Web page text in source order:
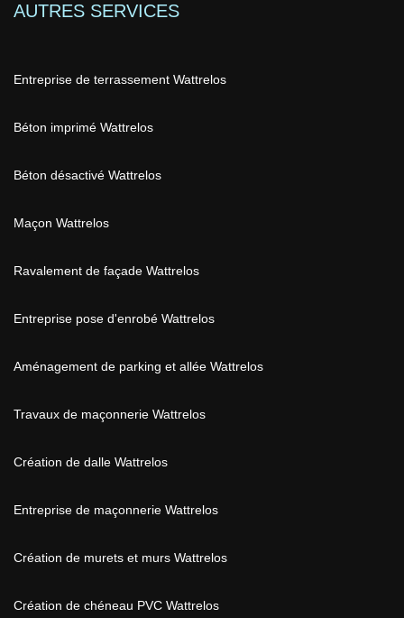
AUTRES SERVICES
Entreprise de terrassement Wattrelos
Béton imprimé Wattrelos
Béton désactivé Wattrelos
Maçon Wattrelos
Ravalement de façade Wattrelos
Entreprise pose d'enrobé Wattrelos
Aménagement de parking et allée Wattrelos
Travaux de maçonnerie Wattrelos
Création de dalle Wattrelos
Entreprise de maçonnerie Wattrelos
Création de murets et murs Wattrelos
Création de chéneau PVC Wattrelos